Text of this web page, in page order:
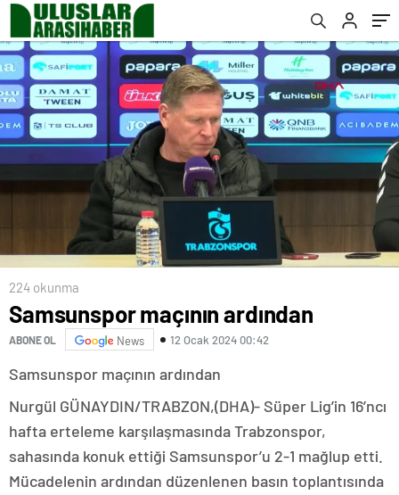
224 okunma
Samsunspor maçının ardından
ABONE OL News 12 Ocak 2024 00:42
Samsunspor maçının ardından
Nurgül GÜNAYDIN/TRABZON,(DHA)- Süper Lig’in 16’ncı
hafta erteleme karşılaşmasında Trabzonspor,
sahasında konuk ettiği Samsunspor’u 2-1 mağlup etti.
Mücadelenin ardından düzenlenen basın toplantısında